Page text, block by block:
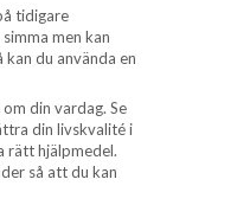
tidigare
men kan
du använda en
din vardag. Se
din livskvalité i
rätt hjälpmedel.
så att du kan